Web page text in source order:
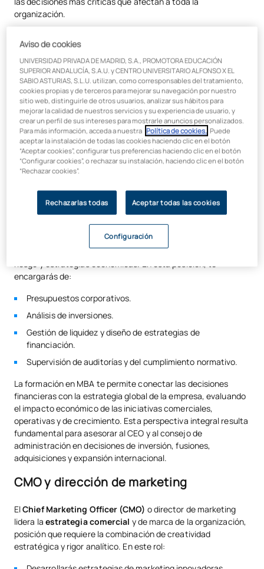
organización.
específicamente para este rol mediante el desarrollo de
competencias integrales:
Análisis de mercados complejos.
Identificación de oportunidades de crecimiento.
Gestión de crisis empresariales.
Liderazgo de procesos de transformación organizacional.
Habilidades de comunicación ejecutiva para presentar
resultados ante consejos de administración, comunicar
estrategia corporativa y representar la empresa
públicamente.
CFO y dirección financiera
Chief Financial Officer (CFO)o director financiero requiere
formación sólida en análisis financiero
riesgo y estrategias económicas. En esta posición, te
encargarás de:
Presupuestos corporativos.
Análisis de inversiones.
Gestión de liquidez y diseño de estrategias de
financiación.
Supervisión de auditorías y del cumplimiento normativo.
La formación en MBA te permite conectar las decisiones
financieras con la estrategia global de la empresa, evaluando
el impacto económico de las iniciativas comerciales,
operativas y de crecimiento. Esta perspectiva integral resulta
fundamental para asesorar al CEO y al consejo de
administración en decisiones de inversión, fusiones,
adquisiciones y expansión internacional.
CMO y dirección de marketing
ElChief Marketing Officer (CMO) o director de marketing
lidera la estrategia comercial y de marca de la organización,
posición que requiere la combinación de creatividad
estratégica y rigor analítico. En este rol:
Aviso de cookies
UNIVERSIDAD PRIVADA DE MADRID, S.A., PROMOTORA EDUCACIÓN
SUPERIOR ANDALUCÍA, S.A.U. y CENTRO UNIVERSITARIO ALFONSO X EL
SABIO ASTURIAS, S.L.U. utilizan, como corresponsables del tratamiento,
cookies propias y de terceros para mejorar su navegación por nuestro
sitio web, distinguirle de otros usuarios, analizar sus hábitos para
mejorar la calidad de nuestros servicios y su experiencia de usuario, y
crear un perfil de sus intereses para mostrarle anuncios personalizados.
Para más información, acceda a nuestra Política de cookies. . Puede
aceptar la instalación de todas las cookies haciendo clic en el botón
“Aceptar cookies”, configurar tus preferencias haciendo clic en el botón
“Configurar cookies”, o rechazar su instalación, haciendo clic en el botón
“Rechazar cookies”.
Rechazarlas todas Aceptar todas las cookies
Configuración